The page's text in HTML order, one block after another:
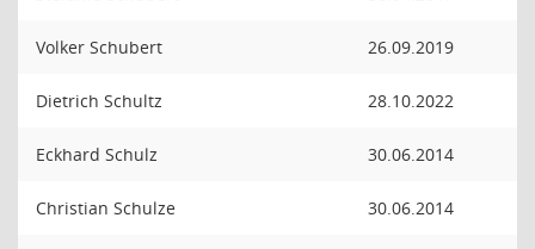
Volker Schubert 26.09.2019
Dietrich Schultz 28.10.2022
Eckhard Schulz 30.06.2014
Christian Schulze 30.06.2014